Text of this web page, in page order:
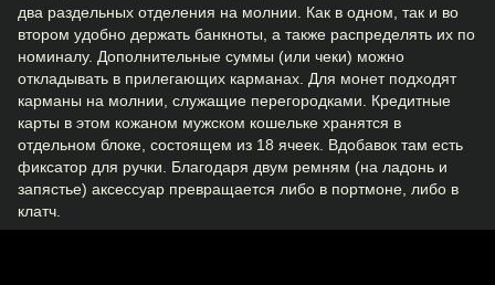
два раздельных отделения на молнии. Как в одном, так и во
втором удобно держать банкноты, а также распределять их по
номиналу. Дополнительные суммы (или чеки) можно
откладывать в прилегающих карманах. Для монет подходят
карманы на молнии, служащие перегородками. Кредитные
карты в этом кожаном мужском кошельке хранятся в
отдельном блоке, состоящем из 18 ячеек. Вдобавок там есть
фиксатор для ручки. Благодаря двум ремням (на ладонь и
запястье) аксессуар превращается либо в портмоне, либо в
клатч.